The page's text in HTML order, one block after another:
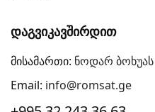
Დაგვიკავშირდით
მისამართი: ნოდარ
Email: info@romsat.ge